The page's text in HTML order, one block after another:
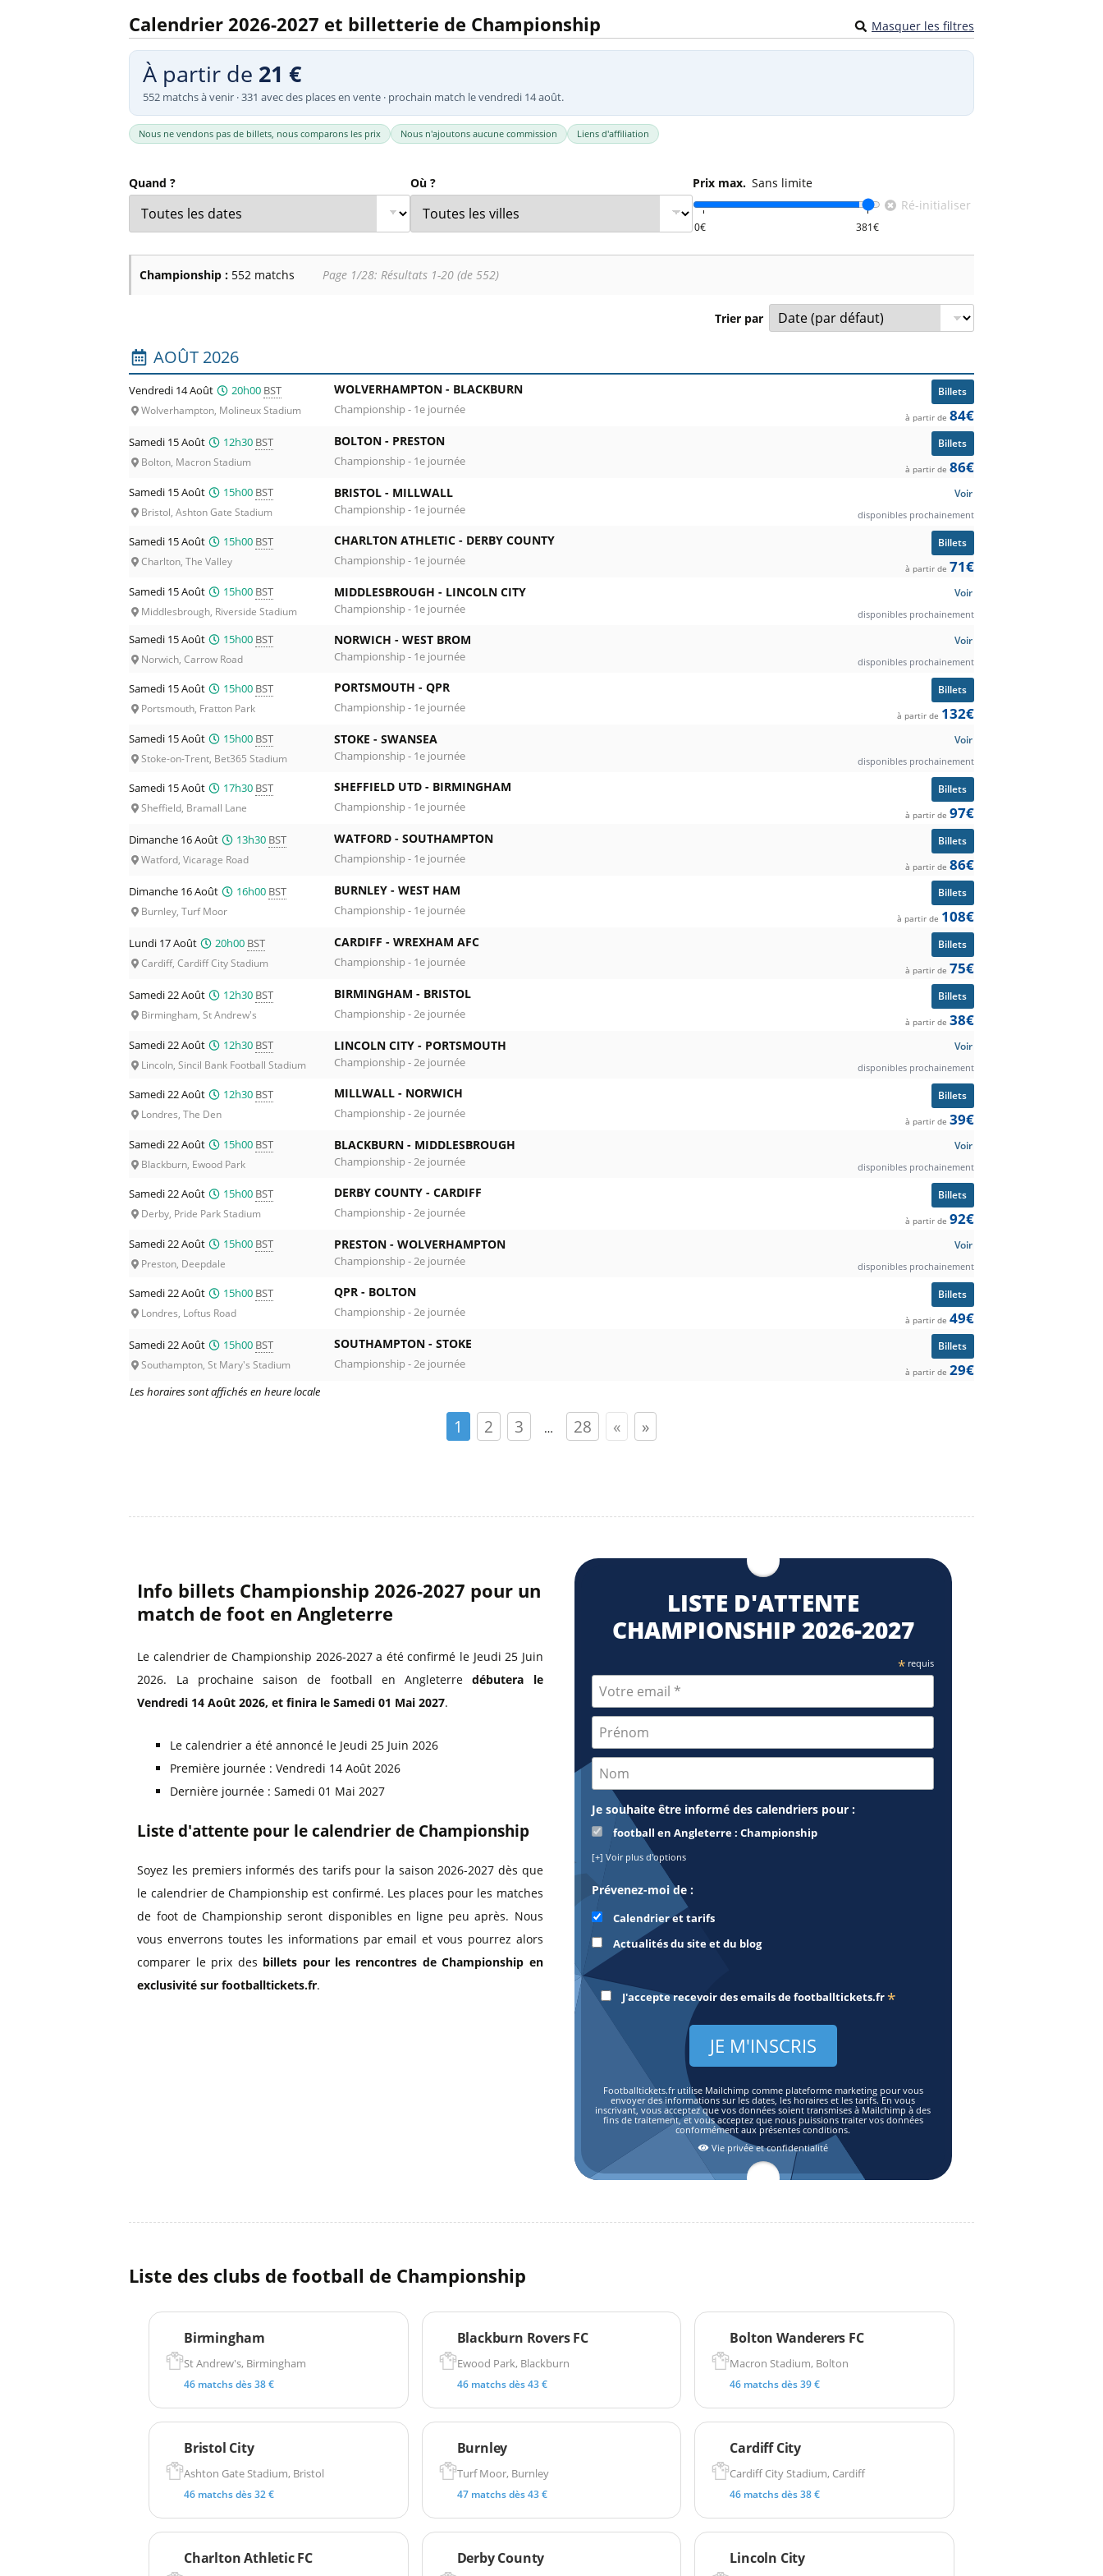
Billets Eredivisie Pays-Bas
Billets Pro League Belgique
Billets Saudi Pro League
Billets Euro 2028
Billets Copa América
Munich
Calendrier 2026-2027 et billetterie de Championship Masquer les filtres
À partir de 21 €
552 matchs à venir · 331 avec des places en vente · prochain match le vendredi 14 août.
Nous ne vendons pas de billets, nous comparons les prix Nous n'ajoutons aucune commission Liens d'affiliation
Quand ? Où ? Prix max. Sans limite
Ré-initialiser
Championship : 552 matchs Page 1/28: Résultats 1-20 (de 552)
Trier par
Liste des prochains matchs : Championship. Colonne 1 : date, horaire et stade. Colonne 2 : rencontre, compétition et prix à partir de.
Les horaires sont affichés en heure locale
AOÛT 2026
Vendredi 14 Août 20h00 BST
Wolverhampton, Molineux Stadium
Billets
WOLVERHAMPTON - BLACKBURN
Championship - 1e journée
à partir de 84€
Samedi 15 Août 12h30 BST
Bolton, Macron Stadium
Billets
BOLTON - PRESTON
Championship - 1e journée
à partir de 86€
Samedi 15 Août 15h00 BST
Bristol, Ashton Gate Stadium
Voir
BRISTOL - MILLWALL
Championship - 1e journée disponibles prochainement
Samedi 15 Août 15h00 BST
Charlton, The Valley
Billets
CHARLTON ATHLETIC - DERBY COUNTY
Championship - 1e journée
à partir de 71€
Samedi 15 Août 15h00 BST
Middlesbrough, Riverside Stadium
Voir
MIDDLESBROUGH - LINCOLN CITY
Championship - 1e journée disponibles prochainement
Samedi 15 Août 15h00 BST
Norwich, Carrow Road
Voir
NORWICH - WEST BROM
Championship - 1e journée disponibles prochainement
Samedi 15 Août 15h00 BST
Portsmouth, Fratton Park
Billets
PORTSMOUTH - QPR
Championship - 1e journée
à partir de 132€
Samedi 15 Août 15h00 BST
Stoke-on-Trent, Bet365 Stadium
Voir
STOKE - SWANSEA
Championship - 1e journée disponibles prochainement
Samedi 15 Août 17h30 BST
Sheffield, Bramall Lane
Billets
SHEFFIELD UTD - BIRMINGHAM
Championship - 1e journée
à partir de 97€
Dimanche 16 Août 13h30 BST
Watford, Vicarage Road
Billets
WATFORD - SOUTHAMPTON
Championship - 1e journée
à partir de 86€
Dimanche 16 Août 16h00 BST
Burnley, Turf Moor
Billets
BURNLEY - WEST HAM
Championship - 1e journée
à partir de 108€
Lundi 17 Août 20h00 BST
Cardiff, Cardiff City Stadium
Billets
CARDIFF - WREXHAM AFC
Championship - 1e journée
à partir de 75€
Samedi 22 Août 12h30 BST
Birmingham, St Andrew's
Billets
BIRMINGHAM - BRISTOL
Championship - 2e journée
à partir de 38€
Samedi 22 Août 12h30 BST
Lincoln, Sincil Bank Football Stadium
Voir
LINCOLN CITY - PORTSMOUTH
Championship - 2e journée disponibles prochainement
Samedi 22 Août 12h30 BST
Londres, The Den
Billets
MILLWALL - NORWICH
Championship - 2e journée
à partir de 39€
Samedi 22 Août 15h00 BST
Blackburn, Ewood Park
Voir
BLACKBURN - MIDDLESBROUGH
Championship - 2e journée disponibles prochainement
Samedi 22 Août 15h00 BST
Derby, Pride Park Stadium
Billets
DERBY COUNTY - CARDIFF
Championship - 2e journée
à partir de 92€
Samedi 22 Août 15h00 BST
Preston, Deepdale
Voir
PRESTON - WOLVERHAMPTON
Championship - 2e journée disponibles prochainement
Samedi 22 Août 15h00 BST
Londres, Loftus Road
Billets
QPR - BOLTON
Championship - 2e journée
à partir de 49€
Samedi 22 Août 15h00 BST
Southampton, St Mary's Stadium
Billets
SOUTHAMPTON - STOKE
Championship - 2e journée
à partir de 29€
1 2 3 … 28 « »
Info billets Championship 2026-2027 pour un
match de foot en Angleterre
Le calendrier de Championship 2026-2027 a été confirmé le Jeudi 25 Juin
2026. La prochaine saison de football en Angleterredébutera le
Vendredi 14 Août 2026, et finira le Samedi 01 Mai 2027.
Le calendrier a été annoncé le Jeudi 25 Juin 2026
Première journée : Vendredi 14 Août 2026
Dernière journée : Samedi 01 Mai 2027
Liste d'attente pour le calendrier de Championship
Soyez les premiers informés des tarifs pour la saison 2026-2027 dès que
le calendrier de Championship est confirmé. Les places pour les matches
de foot de Championship seront disponibles en ligne peu après. Nous
vous enverrons toutes les informations par email et vous pourrez alors
comparer le prix des billets pour les rencontres de Championship en
exclusivité sur footballtickets.fr.
LISTE D'ATTENTE
CHAMPIONSHIP 2026-2027
* requis
Je souhaite être informé des calendriers pour :
football en Angleterre : Championship
[+] Voir plus d'options
Prévenez-moi de :
Calendrier et tarifs
Actualités du site et du blog
J'accepte recevoir des emails defootballtickets.fr *
Footballtickets.fr utilise Mailchimp comme plateforme marketing pour vous
envoyer des informations sur les dates, les horaires et les tarifs. En vous
inscrivant, vous acceptez que vos données soient transmises à Mailchimp à des
fins de traitement, et vous acceptez que nous puissions traiter vos données
conformément aux présentes conditions.
Vie privée et confidentialité
Liste des clubs de football de Championship
Birmingham
St Andrew's, Birmingham
46 matchs dès 38 €
Blackburn Rovers FC
Ewood Park, Blackburn
46 matchs dès 43 €
Bolton Wanderers FC
Macron Stadium, Bolton
46 matchs dès 39 €
Bristol City
Ashton Gate Stadium, Bristol
46 matchs dès 32 €
Burnley
Turf Moor, Burnley
47 matchs dès 43 €
Cardiff City
Cardiff City Stadium, Cardiff
46 matchs dès 38 €
Charlton Athletic FC Derby County Lincoln City